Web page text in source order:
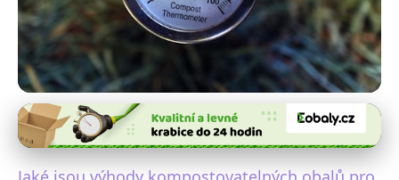
Bioplasty a biodegradabilní materiály
Kompostovatelné obaly: Jak